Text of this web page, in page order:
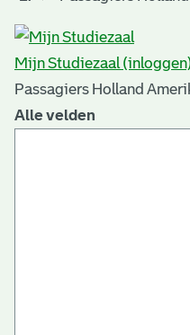
Mijn Studiezaal
Passagiers Holland
Alle velden